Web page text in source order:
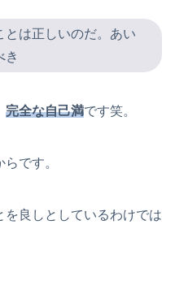
とは正しいのだ。あい
き
完全な自己満です笑。
です。
を良しとしているわけでは